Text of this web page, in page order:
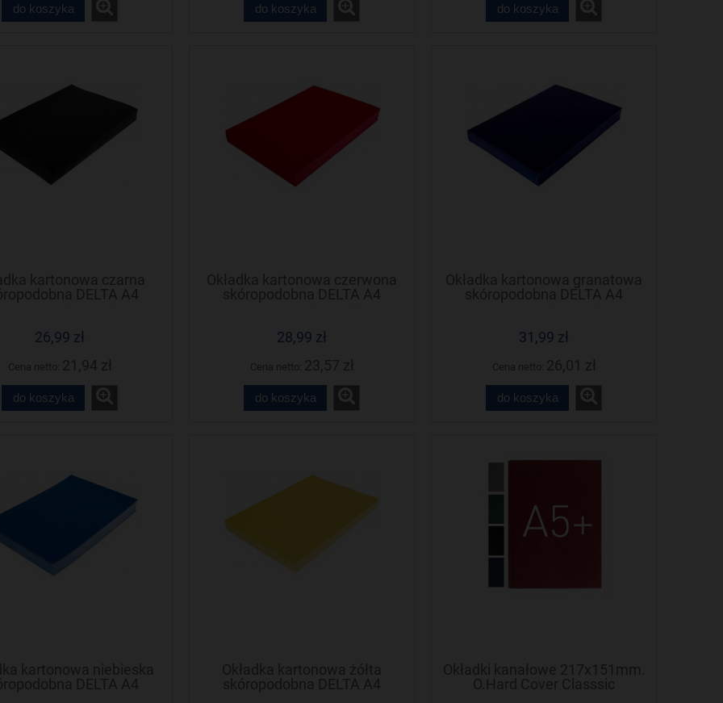
do koszyka do koszyka do koszyka
kartonowa czarna
DELTA A4
26,99 zł
do koszyka
Okładka kartonowa czerwona
skóropodobna DELTA A4
28,99 zł
do koszyka
Okładka kartonowa granatowa
skóropodobna DELTA A4
31,99 zł
do koszyka
kartonowa niebieska
DELTA A4
Okładka kartonowa żółta
skóropodobna DELTA A4
Okładki kanałowe 217x151mm.
O.Hard Cover Classsic